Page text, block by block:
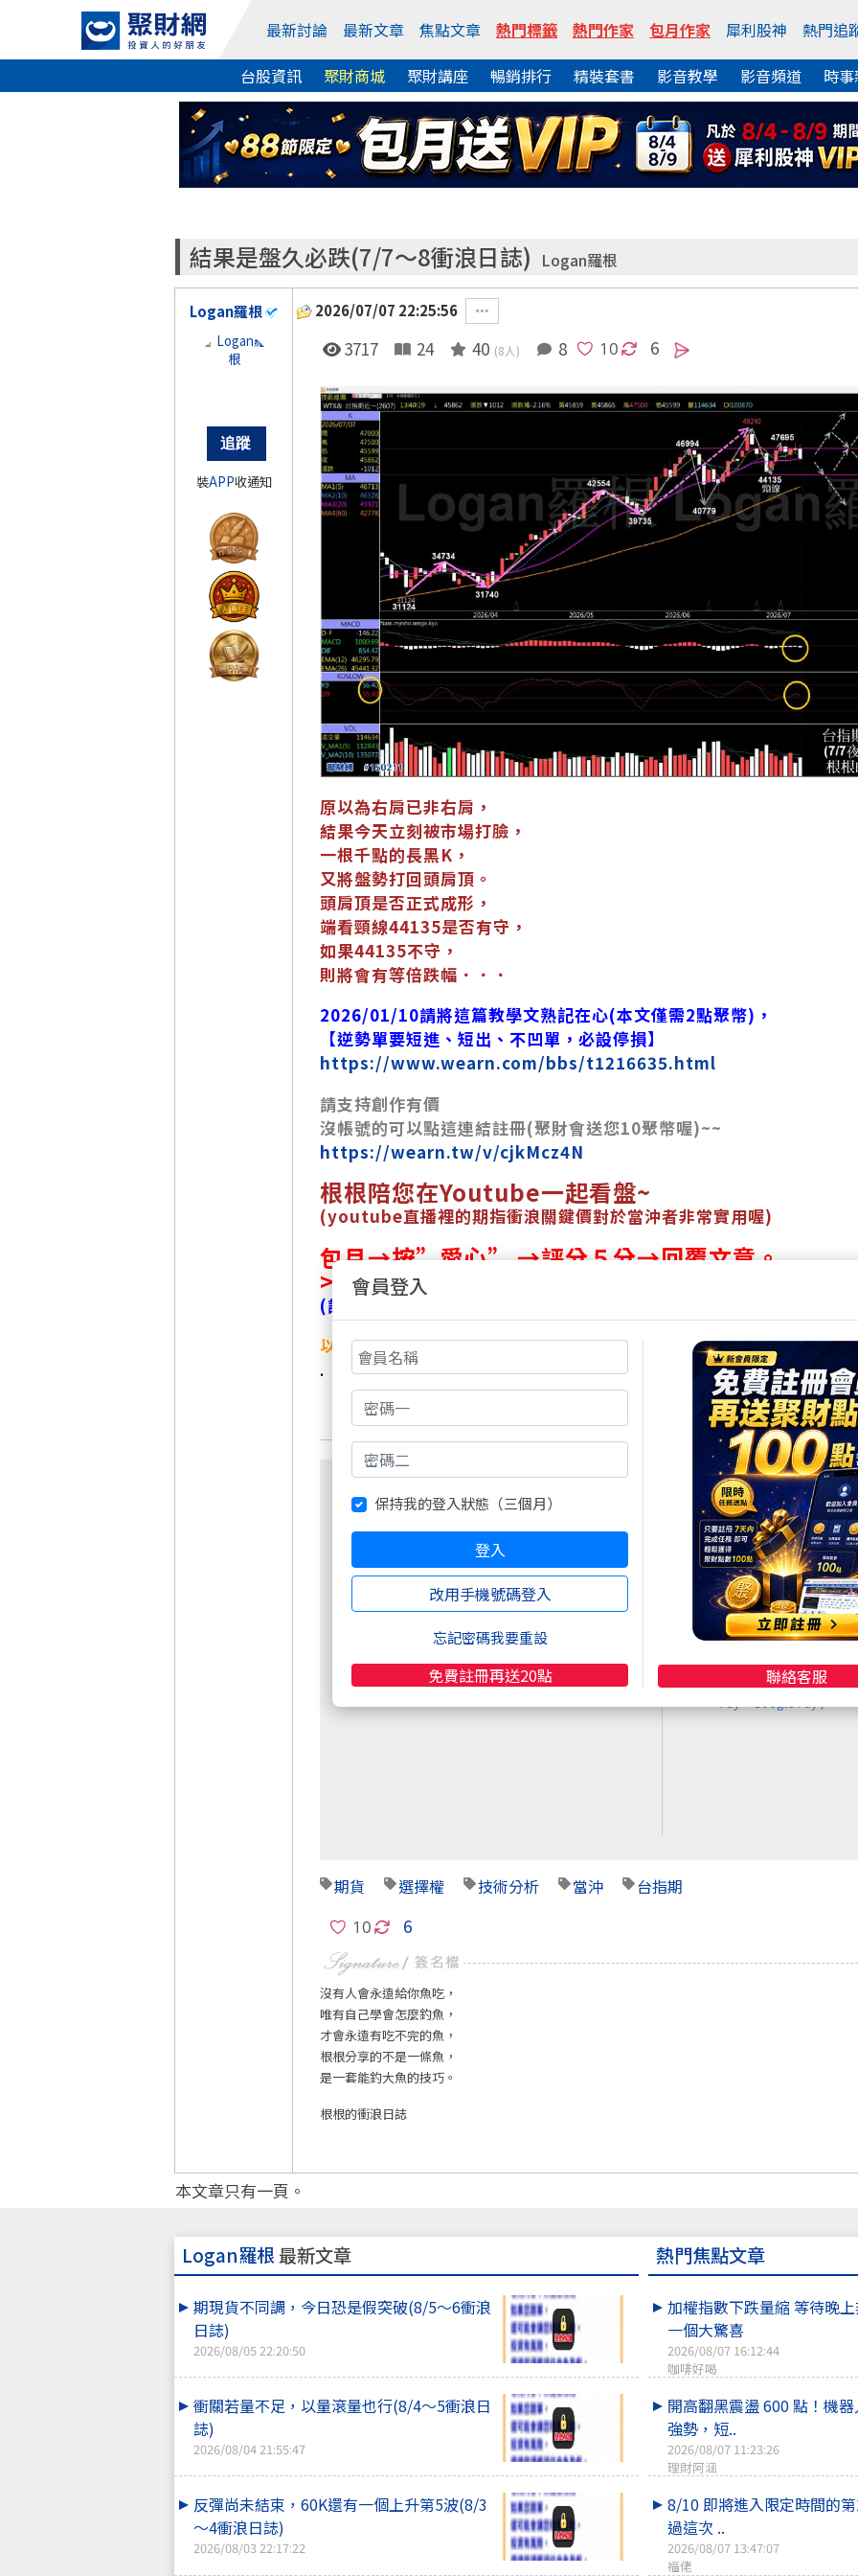
最新討論 最新文章 焦點文章 熱門標籤 熱門作家 包月作家 犀利股神
熱門追
台股資訊
聚財商城 聚財講座 暢銷排行 精裝套書 影音教學 影音頻道 時
結果是盤久必跌(7/7～8衝浪日誌) Logan羅根
Logan羅根
裝APP收通知
2026/07/07 22:25:56
3717 24 40 (8人) 8 6
原以為右肩已非右肩，
結果今天立刻被市場打臉，
一根千點的長黑K，
又將盤勢打回頭肩頂。
頭肩頂是否正式成形，
端看頸線44135是否有守，
如果44135不守，
則將會有等倍跌幅．．．
2026/01/10請將這篇教學文熟記在心(本文僅需2點聚幣)，
【逆勢單要短進、短出、不凹單，必設停損】
https://www.wearn.com/bbs/t1216635.html
請支持創作有價
沒帳號的可以點這連結註冊(聚財會送您10聚幣喔)~~
https://wearn.tw/v/cjkMcz4N
根根陪您在Youtube一起看盤~
(youtube直播裡的期指衝浪關鍵價對於當沖者非常實用喔)
包月→按”愛心” →評分５分→回覆文章。
>>>將回贈聚財點數１０點！
(請點一下「追蹤」，使其變成「追蹤中」)
以下文章內容需購買聚財點數才會顯示喔～
.
尚有11張圖，5985字元(含語法)未完
閱全文
註冊再送聚財點數 20
週五盤後六日限定！點數加贈2%！
買點數
立即線上購買
超商買真方便
快速購點
( 刷卡、Line Pay、Apple
期貨 選擇權 技術分析 當沖 台指期
6
沒有人會永遠給你魚吃，
唯有自己學會怎麼釣魚，
才會永遠有吃不完的魚，
根根分享的不是一條魚，
是一套能釣大魚的技巧。
根根的衝浪日誌
本文章只有一頁。
Logan羅根最新文章
期現貨不同調，今日恐是假突破(8/5～6衝浪
日誌)
2026/08/05 22:20:50
衝關若量不足，以量滾量也行(8/4～5衝浪日
誌)
2026/08/04 21:55:47
反彈尚未結束，60K還有一個上升第5波(8/3
～4衝浪日誌)
2026/08/03 22:17:22
熱門焦點文章
加權指數下跌量縮 等待晚
一個大驚喜
2026/08/07 16:12:44
咖啡好喝
開高翻黑震盪 600 點！機
強勢，短..
2026/08/07 11:23:26
理財阿涵
8/10 即將進入限定時間的
過這次 ..
2026/08/07 13:47:07
福佬
會員登入
保持我的登入狀態（三個月）
登入
改用手機號碼登入
忘記密碼我要重設
免費註冊再送20點 聯絡客服